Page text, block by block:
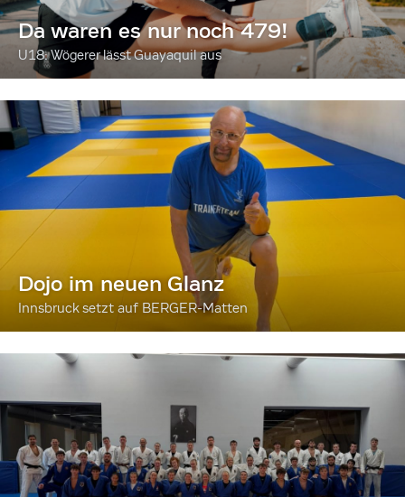
Da waren es nur noch 479!
U18: Wögerer lässt Guayaquil aus
Dojo im neuen Glanz
Innsbruck setzt auf BERGER-Matten